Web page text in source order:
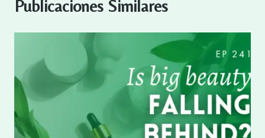
Publicaciones Similares